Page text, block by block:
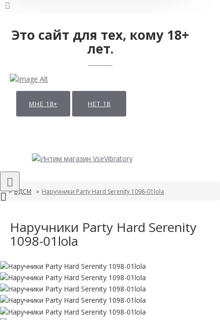
Это сайт для тех, кому 18+
лет.
МНЕ 18+ НЕТ 18
БДСМ Наручники Party Hard Serenity 1098-01lola
Наручники Party Hard Serenity
1098-01lola